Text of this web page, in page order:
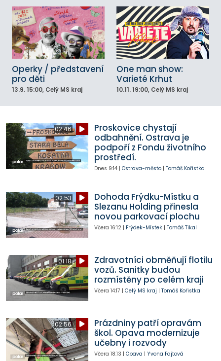
Operky / představení
pro děti
13.9. 15:00, Celý MS kraj
One man show:
Varieté Krhut
10.11. 19:00, Celý MS kraj
02:46
Proskovice chystají
odbahnění. Ostrava je
podpoří z Fondu životního
prostředí.
Dnes 9:14| Ostrava-město| Tomáš Kořistka
02:53
Dohoda Frýdku-Místku a
Slezanu Holding přinesla
novou parkovací plochu
Včera 16:12| Frýdek-Místek| Tomáš Tikal
01:18
Zdravotníci obměňují flotilu
vozů. Sanitky budou
rozmístěny po celém kraji
Včera 14:17 | Celý MS kraj | Tomáš Kořistka
02:56
Prázdniny patří opravám
škol. Opava modernizuje
učebny i rozvody
Včera 18:13 | Opava | Yvona Fajtová